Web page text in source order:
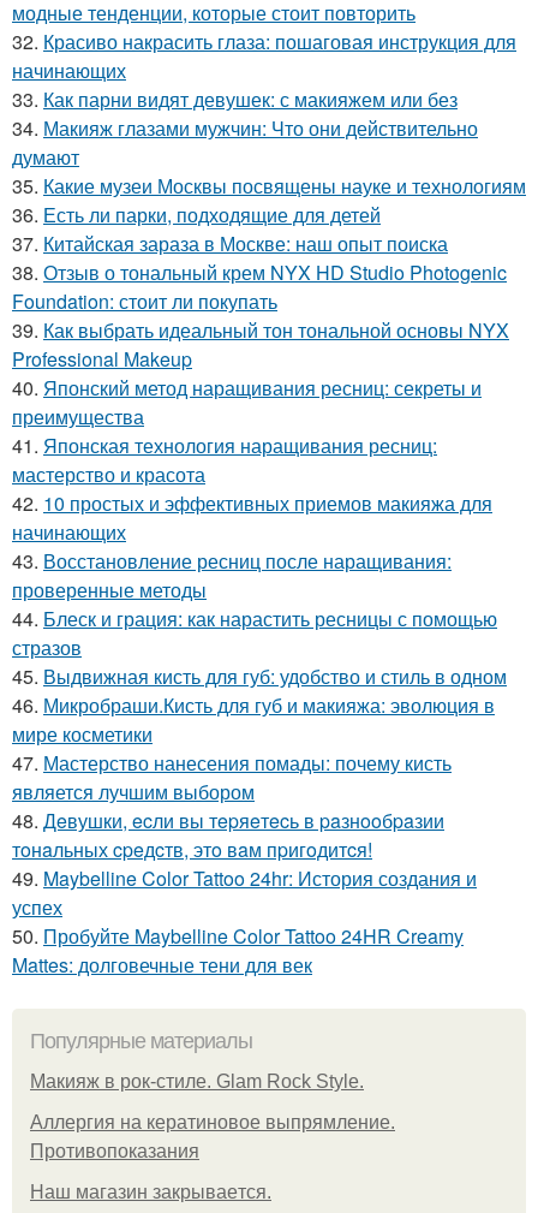
модные тенденции, которые стоит повторить
32. Красиво накрасить глаза: пошаговая инструкция для
начинающих
33. Как парни видят девушек: с макияжем или без
34. Макияж глазами мужчин: Что они действительно
думают
35. Какие музеи Москвы посвящены науке и технологиям
36. Есть ли парки, подходящие для детей
37. Китайская зараза в Москве: наш опыт поиска
38. Отзыв о тональный крем NYX HD Studio Photogenic
Foundation: стоит ли покупать
39. Как выбрать идеальный тон тональной основы NYX
Professional Makeup
40. Японский метод наращивания ресниц: секреты и
преимущества
41. Японская технология наращивания ресниц:
мастерство и красота
42. 10 простых и эффективных приемов макияжа для
начинающих
43. Восстановление ресниц после наращивания:
проверенные методы
44. Блеск и грация: как нарастить ресницы с помощью
стразов
45. Выдвижная кисть для губ: удобство и стиль в одном
46. Микробраши.Кисть для губ и макияжа: эволюция в
мире косметики
47. Мастерство нанесения помады: почему кисть
является лучшим выбором
48. Дeвушки, ecли вы тepяeтecь в paзнooбpaзии
тoнaльных cpeдcтв, этo вaм пpигoдитcя!
49. Maybelline Color Tattoo 24hr: История создания и
успех
50. Пробуйте Maybelline Color Tattoo 24HR Creamy
Mattes: долговечные тени для век
Популярные материалы
Макияж в рок-стиле. Glam Rock Style.
Аллергия на кератиновое выпрямление.
Противопоказания
Нaш магaзин зaкрывaeтся.